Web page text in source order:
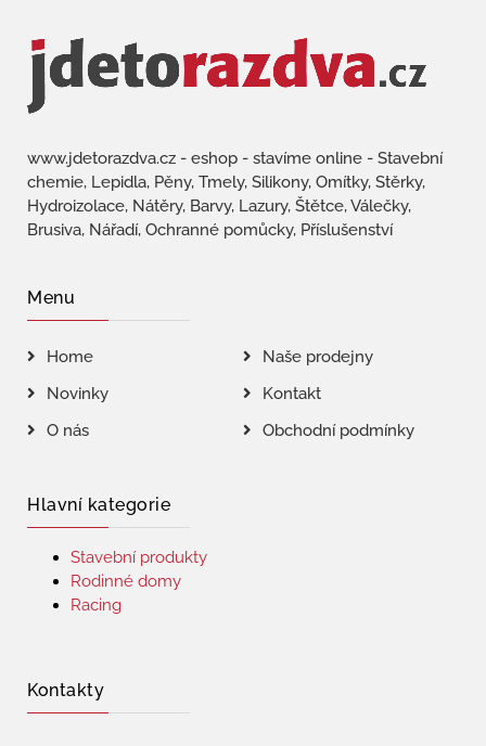
www.jdetorazdva.cz - eshop - stavíme online - Stavební
chemie, Lepidla, Pěny, Tmely, Silikony, Omítky, Stěrky,
Hydroizolace, Nátěry, Barvy, Lazury, Štětce, Válečky,
Brusiva, Nářadí, Ochranné pomůcky, Příslušenství
Menu
Home
Naše prodejny
Novinky
Kontakt
O nás
Obchodní podmínky
Hlavní kategorie
Stavební produkty
Rodinné domy
Racing
Kontakty